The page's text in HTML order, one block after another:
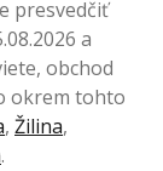
presvedčiť
a
obchod
okrem tohto
, Žilina,
.